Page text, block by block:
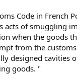
Code in French
acts of smuggling
when the goods
from the
designed cavities
goods. "